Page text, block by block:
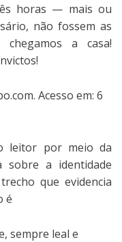
horas — mais ou
não fossem as
a casa!
Acesso em: 6
leitor por meio da
sobre a identidade
que evidencia
é
sempre leal e